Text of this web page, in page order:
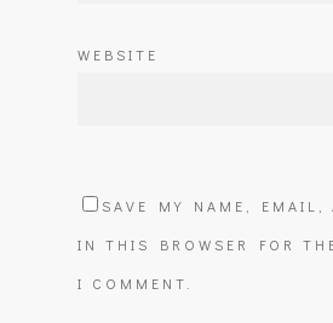
WEBSITE
SAVE MY NAME, EMAIL,
IN THIS BROWSER FOR
I COMMENT.